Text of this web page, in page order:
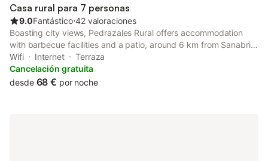
Casa rural para 7 personas
9.0Fantástico⋅42 valoraciones
Boasting city views, Pedrazales Rural offers accommodation
with barbecue facilities and a patio, around 6 km from Sanabria
Lake. This property offers access to a balcony, free private
parking and free WiFi.
Wifi Internet
Terraza
Cancelación gratuita
desde 68 € por noche